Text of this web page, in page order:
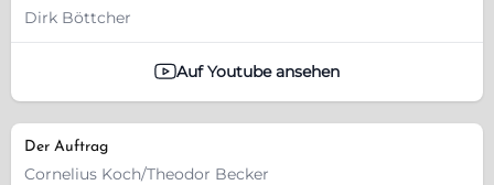
Dirk Böttcher
Auf Youtube ansehen
Der Auftrag
Cornelius Koch/Theodor Becker